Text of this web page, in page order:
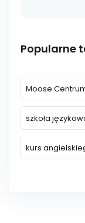
Popularne
Moose
szkoła
kurs